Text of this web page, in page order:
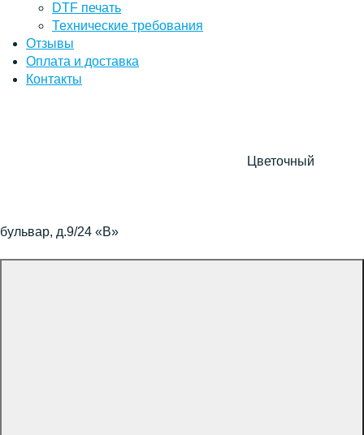
DTF печать
Технические требования
Отзывы
Оплата и доставка
Контакты
Цветочный
бульвар, д.9/24 «В»